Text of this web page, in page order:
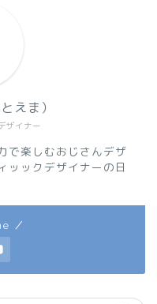
ザイナー
えま）
で楽しむおじさんデザ
ッックデザイナーの日
／